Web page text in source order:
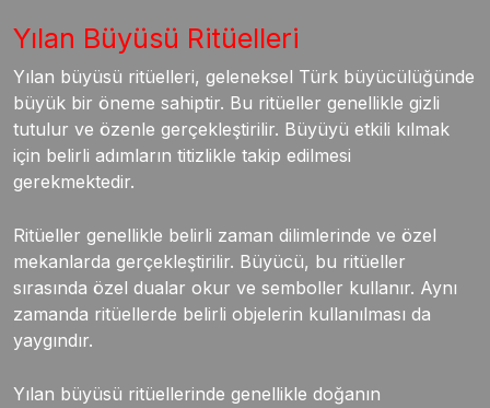
Yılan Büyüsü Ritüelleri
Yılan büyüsü ritüelleri, geleneksel Türk büyücülüğünde
büyük bir öneme sahiptir. Bu ritüeller genellikle gizli
tutulur ve özenle gerçekleştirilir. Büyüyü etkili kılmak
için belirli adımların titizlikle takip edilmesi
gerekmektedir.
Ritüeller genellikle belirli zaman dilimlerinde ve özel
mekanlarda gerçekleştirilir. Büyücü, bu ritüeller
sırasında özel dualar okur ve semboller kullanır. Aynı
zamanda ritüellerde belirli objelerin kullanılması da
yaygındır.
Yılan büyüsü ritüellerinde genellikle doğanın